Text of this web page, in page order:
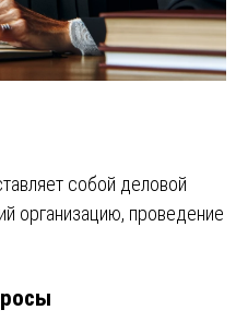
собой деловой
организацию, проведение